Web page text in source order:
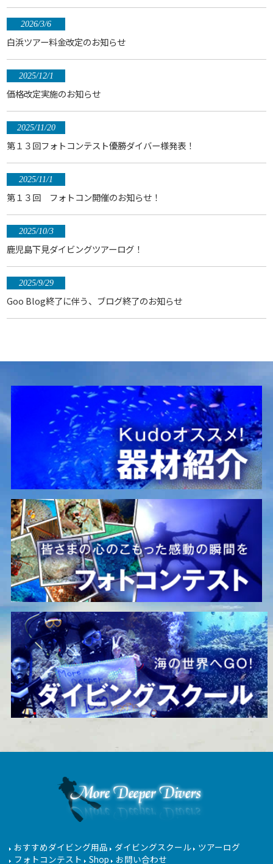
2026/3/6
白浜ツアー料金改定のお知らせ
2025/12/1
価格改定実施のお知らせ
2025/11/20
第１３回フォトコンテスト優勝ダイバー様発表！
2025/11/1
第１３回 フォトコン開催のお知らせ！
2025/10/3
鹿児島下見ダイビングツアーログ！
2025/9/29
Goo Blog終了に伴う、ブログ終了のお知らせ
おすすめダイビング用品 ダイビングスクール ツアーログ
フォトコンテスト
Shop お問い合わせ